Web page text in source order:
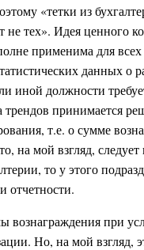
«тетки из
не тех». Идея ценного
применима для
данных о
иной должности
трендов принимается
т.е. о сумме
на мой взгляд,
то у этого
отчетности.
вознаграждения при
Но, на мой взгляд,